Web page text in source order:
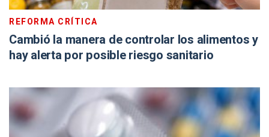
REFORMA CRÍTICA
Cambió la manera de controlar los alimentos y
hay alerta por posible riesgo sanitario